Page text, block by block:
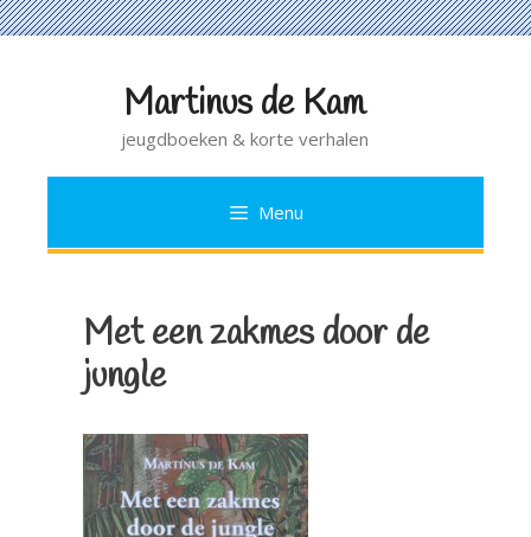
inhoud
Martinus de Kam
jeugdboeken & korte verhalen
Menu
Met een zakmes door de
jungle